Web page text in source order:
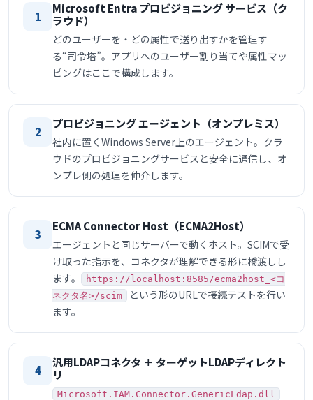
1
Microsoft Entra プロビジョニング サービス（ク
ラウド）
どのユーザーを・どの属性で送り出すかを管理す
る“司令塔”。アプリへのユーザー割り当てや属性マッ
ピングはここで構成します。
2
プロビジョニング エージェント（オンプレミス）
社内に置くWindows Server上のエージェント。クラ
ウドのプロビジョニングサービスと安全に通信し、オ
ンプレ側の処理を仲介します。
3
ECMA Connector Host（ECMA2Host）
エージェントと同じサーバーで動くホスト。SCIMで受
け取った指示を、コネクタが理解できる形に橋渡しし
ます。
https://localhost:8585/ecma2host_<コ
ネクタ名>/scim
という形のURLで接続テストを行い
ます。
4
汎用LDAPコネクタ ＋ ターゲットLDAPディレクト
リ
Microsoft.IAM.Connector.GenericLdap.dll